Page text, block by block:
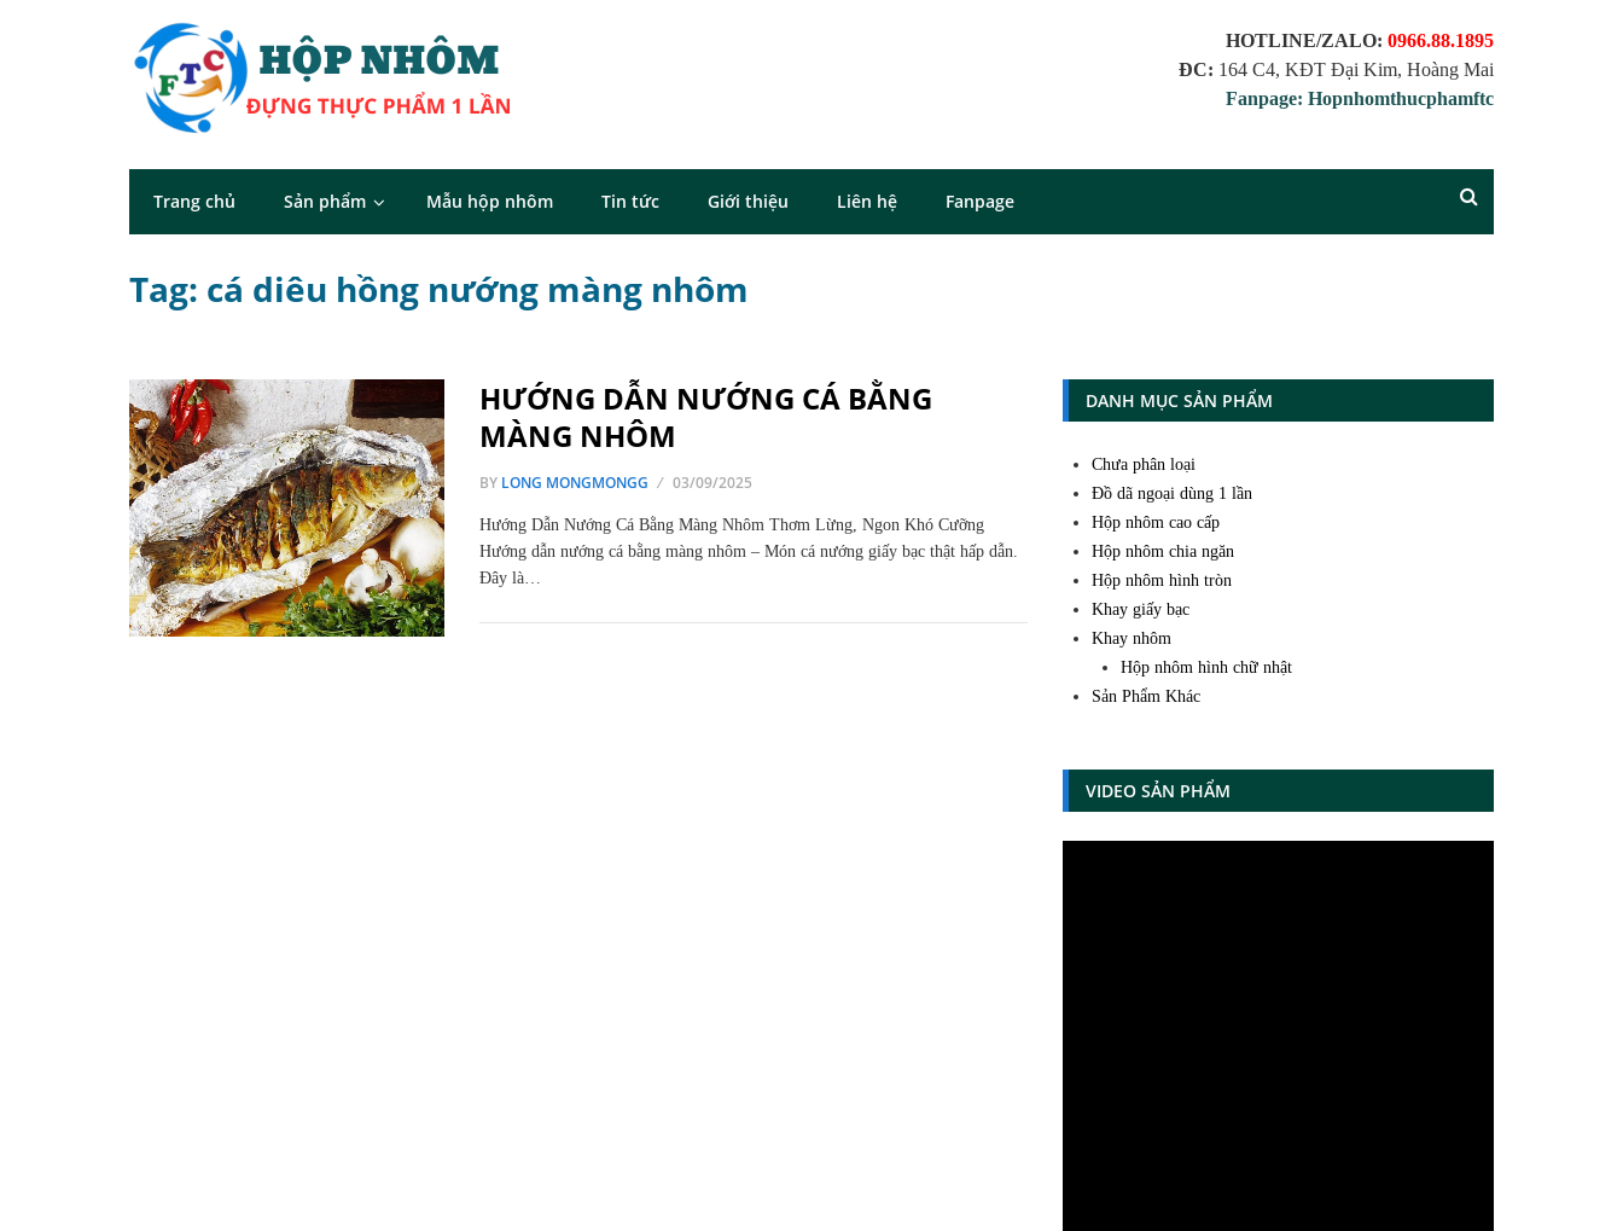
HOTLINE/ZALO: 0966.88.1895
ĐC: 164 C4, KĐT Đại Kim, Hoàng Mai
Fanpage: Hopnhomthucphamftc
Trang chủ Sản phẩm Mẫu hộp nhôm Tin tức Giới thiệu Liên hệ Fanpage
Tag: cá diêu hồng nướng màng nhôm
HƯỚNG DẪN NƯỚNG CÁ BẰNG
MÀNG NHÔM
BY LONG MONGMONGG 03/09/2025
Hướng Dẫn Nướng Cá Bằng Màng Nhôm Thơm Lừng, Ngon Khó Cưỡng
Hướng dẫn nướng cá bằng màng nhôm – Món cá nướng giấy bạc thật hấp dẫn.
Đây là…
DANH MỤC SẢN PHẨM
Chưa phân loại
Đồ dã ngoại dùng 1 lần
Hộp nhôm cao cấp
Hộp nhôm chia ngăn
Hộp nhôm hình tròn
Khay giấy bạc
Khay nhôm
Hộp nhôm hình chữ nhật
Sản Phẩm Khác
VIDEO SẢN PHẨM